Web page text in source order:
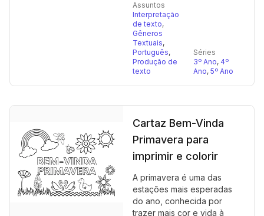
Assuntos
Interpretação
de texto,
Gêneros
Textuais,
Português,
Produção de
texto
Séries
3º Ano, 4º
Ano, 5º Ano
Cartaz Bem-Vinda
Primavera para
imprimir e colorir
A primavera é uma das
estações mais esperadas
do ano, conhecida por
trazer mais cor e vida à